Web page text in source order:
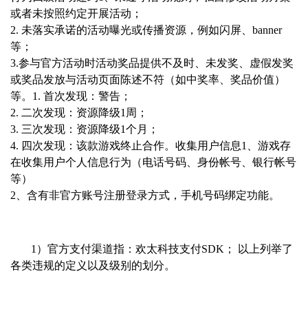
或者未按照约定开展活动；
2. 未落实承诺的活动曝光或传播资源，例如闪屏、banner
等；
3.参与官方活动时活动奖品提供不及时、未发奖、虚假发奖
或奖品发放与活动页面陈述不符（如中奖率、奖品价值）
等。 1. 首次发现：警告；
2. 二次发现：资源降级1周；
3. 三次发现：资源降级1个月；
4. 四次发现：该款游戏终止合作。 收集用户信息1、游戏存
在收集用户个人信息行为（电话号码、身份帐号、银行帐号
等）
2、含有非官方账号注册登录方式，手机号码绑定功能。
1）官方支付渠道指：欢太科技支付SDK； 以上列举了
各类违规的定义以及级别的划分。